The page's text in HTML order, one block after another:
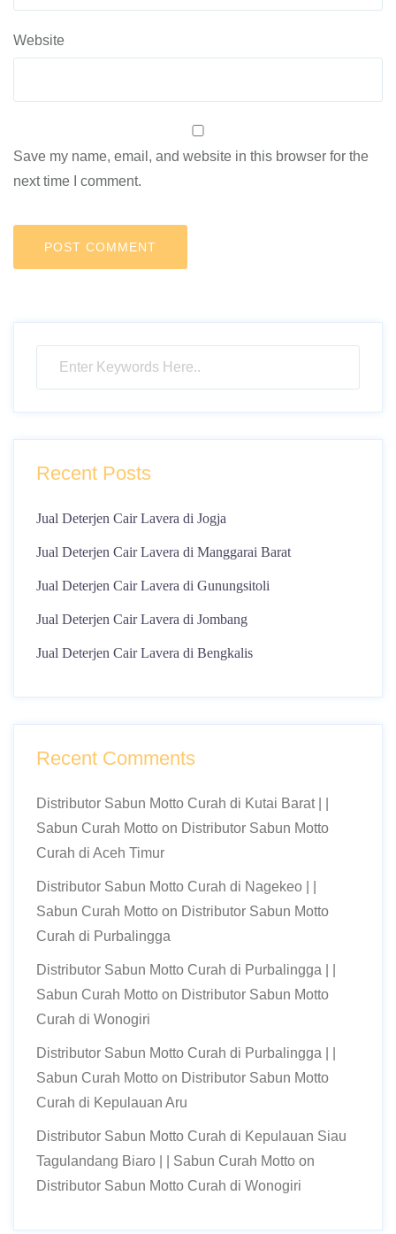
Website
Save my name, email, and website in this browser for the
next time I comment.
Recent Posts
Jual Deterjen Cair Lavera di Jogja
Jual Deterjen Cair Lavera di Manggarai Barat
Jual Deterjen Cair Lavera di Gunungsitoli
Jual Deterjen Cair Lavera di Jombang
Jual Deterjen Cair Lavera di Bengkalis
Recent Comments
Distributor Sabun Motto Curah di Kutai Barat | |
Sabun Curah Motto on Distributor Sabun Motto
Curah di Aceh Timur
Distributor Sabun Motto Curah di Nagekeo | |
Sabun Curah Motto on Distributor Sabun Motto
Curah di Purbalingga
Distributor Sabun Motto Curah di Purbalingga | |
Sabun Curah Motto on Distributor Sabun Motto
Curah di Wonogiri
Distributor Sabun Motto Curah di Purbalingga | |
Sabun Curah Motto on Distributor Sabun Motto
Curah di Kepulauan Aru
Distributor Sabun Motto Curah di Kepulauan Siau
Tagulandang Biaro | | Sabun Curah Motto on
Distributor Sabun Motto Curah di Wonogiri